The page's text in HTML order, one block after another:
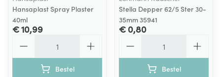
Hansaplast Spray Plaster
40ml
€ 10,99
Bestel
Stella Depper 62/5 Ster 30-
35mm 35941
€ 0,80
Bestel